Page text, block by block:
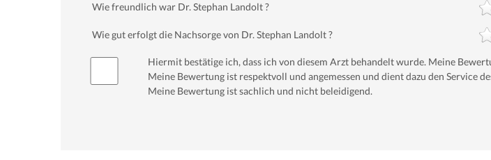
Wie freundlich war Dr. Stephan Landolt ?
Wie gut erfolgt die Nachsorge von Dr. Stephan Landolt ?
Hiermit bestätige ich, dass ich von diesem Arzt behandelt wurde. Meine
Meine Bewertung ist respektvoll und angemessen und dient dazu den Service
Meine Bewertung ist sachlich und nicht beleidigend.